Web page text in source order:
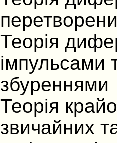
Теорія
імпульсами
збуреннями
Теорія
звичайних